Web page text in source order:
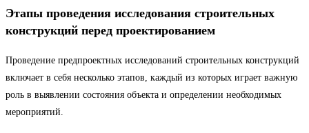
Этапы проведения исследования строительных
конструкций перед проектированием
Проведение предпроектных исследований строительных конструкций
включает в себя несколько этапов, каждый из которых играет важную
роль в выявлении состояния объекта и определении необходимых
мероприятий.